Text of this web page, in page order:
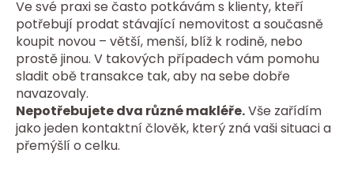
Ve své praxi se často potkávám s klienty, kteří
potřebují prodat stávající nemovitost a současně
koupit novou – větší, menší, blíž k rodině, nebo
prostě jinou. V takových případech vám pomohu
sladit obě transakce tak, aby na sebe dobře
navazovaly.
Nepotřebujete dva různé makléře.Vše zařídím
jako jeden kontaktní člověk, který zná vaši situaci a
přemýšlí o celku.